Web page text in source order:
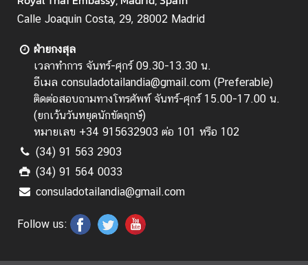
อ
มู
ล
สำ
ห
รั
บ
ค
น
ไ
ท
ย
Calle Joaquin Costa, 29, 28002 Madrid
ฝ่ายกงสุล
เวลาทำการ จันทร์-ศุกร์ 09.30-13.30 น.
อีเมล consuladotailandia@gmail.com (Preferable)
ติดต่อสอบถามทางโทรศัพท์ จันทร์-ศุกร์ 15.00-17.00 น.
(ยกเว้นวันหยุดนักขัตฤกษ์)
หมายเลข +34 915632903 ต่อ 101 หรือ 102
(34) 91 563 2903
(34) 91 564 0033
consuladotailandia@gmail.com
Follow us: